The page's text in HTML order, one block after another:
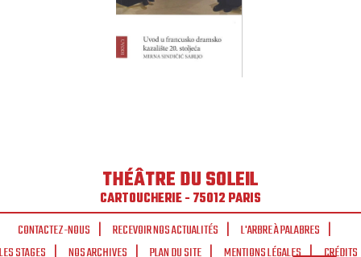
THÉÂTRE DU SOLEIL
CARTOUCHERIE - 75012 PARIS
CONTACTEZ-NOUS
RECEVOIR NOS ACTUALITÉS
L'ARBRE À PALABRES